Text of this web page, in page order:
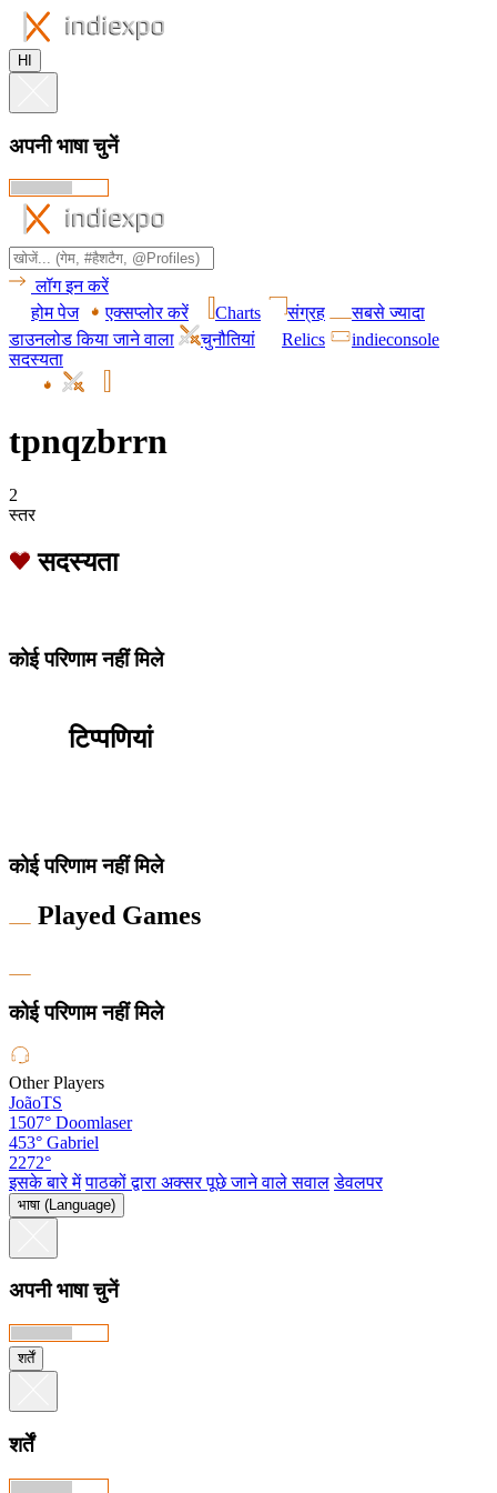
HI
अपनी भाषा चुनें
लॉग इन करें
होम पेज
एक्सप्लोर करें Charts संग्रह
सबसे ज्यादा
डाउनलोड किया जाने वाला
चुनौतियां Relics
indieconsole
सदस्यता
tpnqzbrrn
2
स्तर
सदस्यता
कोई परिणाम नहीं मिले
टिप्पणियां
कोई परिणाम नहीं मिले
Played Games
कोई परिणाम नहीं मिले
Other Players
JoãoTS
1507° Doomlaser
453° Gabriel
2272°
इसके बारे में पाठकों द्वारा अक्सर पूछे जाने वाले सवाल डेवलपर
भाषा (Language)
अपनी भाषा चुनें
शर्तें
शर्तें